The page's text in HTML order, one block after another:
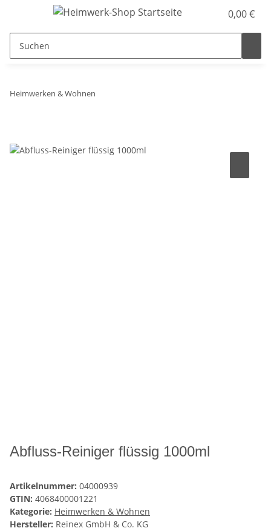
0,00 €
Heimwerken & Wohnen
Abfluss-Reiniger flüssig 1000ml
Artikelnummer: 04000939
GTIN: 4068400001221
Kategorie: Heimwerken & Wohnen
Hersteller: Reinex GmbH & Co. KG